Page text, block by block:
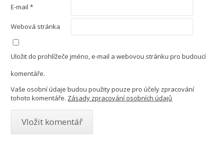
E-mail*
Webová stránka
Uložit do prohlížeče jméno, e-mail a webovou stránku pro budoucí
komentáře.
Vaše osobní údaje budou použity pouze pro účely zpracování
tohoto komentáře. Zásady zpracování osobních údajů